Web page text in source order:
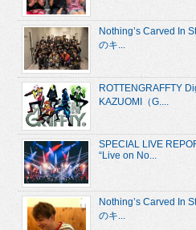
Nothing’s Carved In
のキ...
ROTTENGRAFFTY
KAZUOMI（G....
SPECIAL LIVE
“Live on No...
Nothing’s Carved In
のキ...